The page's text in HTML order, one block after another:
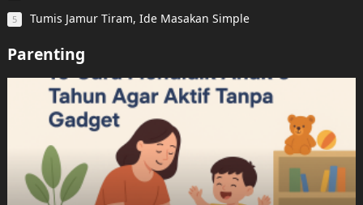
5 Tumis Jamur Tiram, Ide Masakan Simple
Parenting